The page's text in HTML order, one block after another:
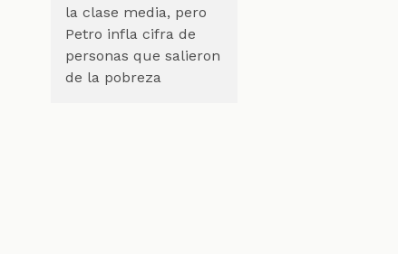
la clase media, pero
Petro infla cifra de
personas que salieron
de la pobreza